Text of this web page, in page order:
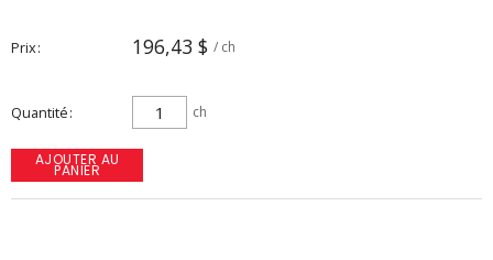
Prix 196,43 $ / ch
Quantité ch
AJOUTER AU
PANIER